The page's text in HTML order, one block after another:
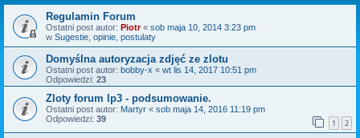
Regulamin Forum
Ostatni post autor: Piotr« sob maja 10, 2014 3:23 pm
w Sugestie, opinie, postulaty
Domyślna autoryzacja zdjęć ze zlotu
Ostatni post autor: bobby-x « wt lis 14, 2017 10:51 pm
Odpowiedzi: 23
Zloty forum lp3 - podsumowanie.
Ostatni post autor: Martyr « sob maja 14, 2016 11:19 pm
Odpowiedzi: 39 1 2